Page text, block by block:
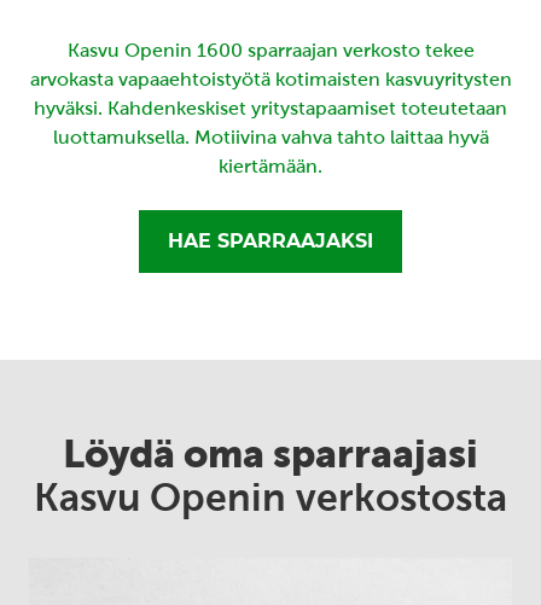
Kasvu Openin 1600 sparraajan verkosto tekee
arvokasta vapaaehtoistyötä kotimaisten kasvuyritysten
hyväksi. Kahdenkeskiset yritystapaamiset toteutetaan
luottamuksella. Motiivina vahva tahto laittaa hyvä
kiertämään.
HAE SPARRAAJAKSI
Löydä oma sparraajasi
Kasvu Openin verkostosta